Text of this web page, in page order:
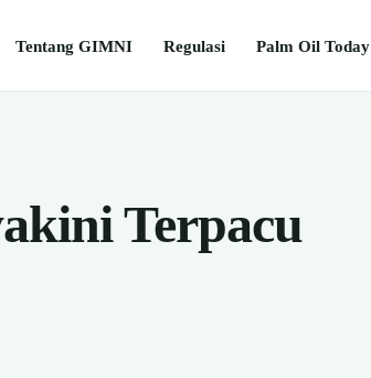
Tentang GIMNI Regulasi Palm Oil Today
Terpacu